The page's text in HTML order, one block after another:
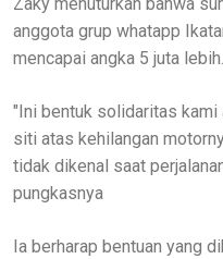
anggota grup whatapp
mencapai angka 5 juta lebih.
"Ini bentuk solidaritas kami
siti atas kehilangan
tidak dikenal saat
pungkasnya
Ia berharap bentuan yang